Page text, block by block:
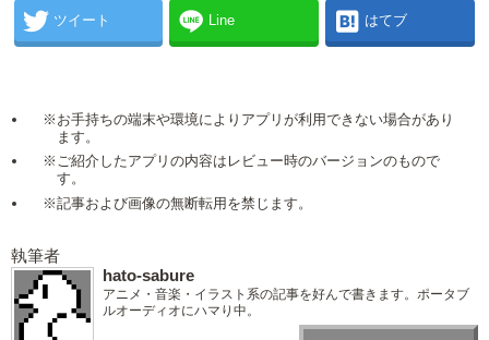
ツイート Line はてブ
※お手持ちの端末や環境によりアプリが利用できない場合があり
ます。
※ご紹介したアプリの内容はレビュー時のバージョンのもので
す。
※記事および画像の無断転用を禁じます。
執筆者
hato-sabure
アニメ・音楽・イラスト系の記事を好んで書きます。ポータブ
ルオーディオにハマり中。